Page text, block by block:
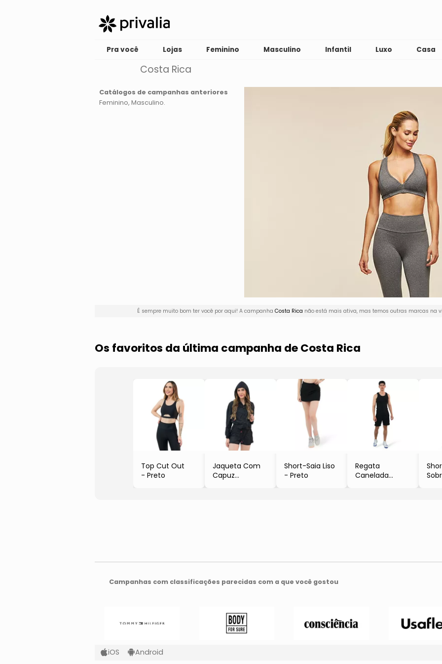
Pra você Lojas Feminino Masculino Infantil Luxo Casa
Costa Rica
É sempre muito bom ter você por aqui! A campanha Costa Rica não está mais ativa, mas temos outras marcas na
Os favoritos da última campanha de Costa Rica
Top Cut Out
- Preto
Jaqueta Com
Capuz
Short-Saia Liso
- Preto
Regata
Canelada
Catálogos de campanhas anteriores
Feminino Masculino
Campanhas com classificações parecidas com a que você gostou
iOS Android